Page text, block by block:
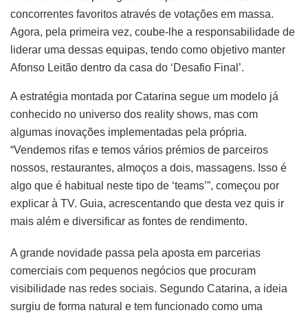
concorrentes favoritos através de votações em massa.
Agora, pela primeira vez, coube-lhe a responsabilidade de
liderar uma dessas equipas, tendo como objetivo manter
Afonso Leitão dentro da casa do ‘Desafio Final’.
A estratégia montada por Catarina segue um modelo já
conhecido no universo dos reality shows, mas com
algumas inovações implementadas pela própria.
“Vendemos rifas e temos vários prémios de parceiros
nossos, restaurantes, almoços a dois, massagens. Isso é
algo que é habitual neste tipo de ‘teams’”, começou por
explicar à TV. Guia, acrescentando que desta vez quis ir
mais além e diversificar as fontes de rendimento.
A grande novidade passa pela aposta em parcerias
comerciais com pequenos negócios que procuram
visibilidade nas redes sociais. Segundo Catarina, a ideia
surgiu de forma natural e tem funcionado como uma